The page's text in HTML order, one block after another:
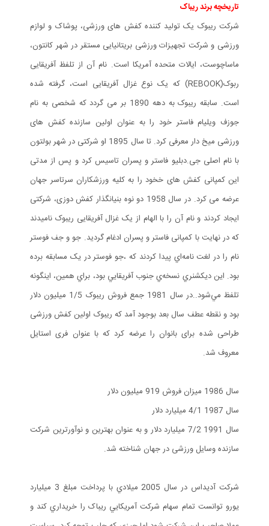
تاریخچه برند ریباک
شرکت ریبوک یک تولید کننده کفش های ورزشی، پوشاک و لوازم
ورزشی و شرکت تجهیزات ورزشی بریتانیایی مستقر در شهر کانتون،
ماساچوست، ایالات متحده آمریکا است. نام آن از تلفظ آفریقایی
ربوک(REBOOK) که یک نوع غزال آفریقایی است، گرفته شده
است. سابقه ریبوک به دهه 1890 بر می گردد که شخصی به نام
جوزف ویلیام فاستر خود را به عنوان اولین سازنده کفش های
ورزشی میخ دار معرفی کرد. تا سال 1895 او شرکتی در شهر بولتون
با نام اصلی جی.دبلیو فاستر و پسران تاسیس کرد و پس از مدتی
این کمپانی کفش های خخود را به کلیه ورزشکاران سرتاسر جهان
عرضه می کرد. در سال 1958 دو نوه بنیانگذار کفش دوزی، شرکتی
ایجاد کردند و نام آن را با الهام از یک غزال آفریقایی ریبوک نامیدند
که در نهایت با کمپانی فاستر و پسران ادغام گردید. جو و جف فوستر
نام را در لغت نامه‌اي پيدا کردند که ،جو فوستر در يک مسابقه برده
بود. اين ديکشنري نسخه‌ي جنوب آفريقايي بود، براي همين، اينگونه
تلفظ مي‌شود..در سال 1981 جمع فروش ریبوک 1/5 میلیون دلار
بود و نقطه عطف سال بعد بوجود آمد که ریبوک اولین کفش ورزشی
طراحی شده برای بانوان را عرضه کرد که با عنوان فری استایل
معروف شد.
سال 1986 میزان فروش 919 میلیون دلار
سال 1987 4/1 میلیارد دلار
سال 1991 7/2 میلیارد دلار و به عنوان بهترین و نوآورترین شرکت
سازنده وسایل ورزشی در جهان شناخته شد.
شرکت آديداس در سال 2005 ميلادي با پرداخت مبلغ 3 ميليارد
يورو توانست تمام سهام شرکت آمريکايي ريباک را خريداري کند و